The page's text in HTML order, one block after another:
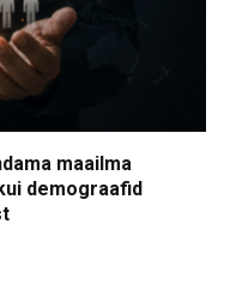
maailma
demograafid